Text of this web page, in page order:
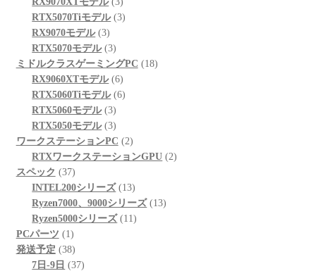
商
の
品
個
品
RTX5070Tiモデル 33
商
品
RX9070モデル 33
個
の
商
品
RTX5070モデル 33
個
の
商
品
ミドルクラスゲーミングPC 1818
RX9060XTモデル 66
個
品
RTX5060Tiモデル 66
商
品
RTX5060モデル 33
個
の
商
RTX5050モデル 33
個
の
品
ワークステーションPC 22
個
商
品
RTXワークステーションGPU 22
スペック 3737
個
の
商
品
INTEL200シリーズ 1313
個
の
Ryzen7000、9000シリーズ 1313
Ryzen5000シリーズ 1111
PCパーツ 1 1
個
の
発送予定 3838
個
7日-9日 3737